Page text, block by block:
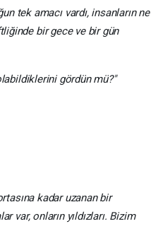
tek amacı vardı, insanların ne
bir gece ve bir gün
gördün mü?"
kadar uzanan bir
var, onların yıldızları. Bizim